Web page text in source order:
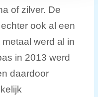
of zilver. De
ook al een
werd al in
in 2013 werd
daardoor